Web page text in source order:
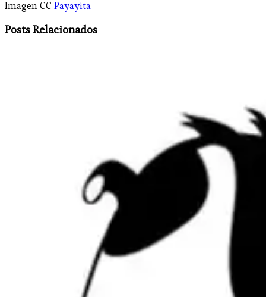
Imagen CC Payayita
Posts Relacionados